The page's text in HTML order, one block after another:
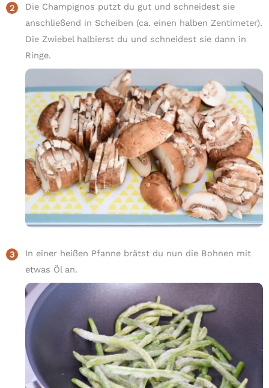
Die Champignos putzt du gut und schneidest sie
anschließend in Scheiben (ca. einen halben Zentimeter).
Die Zwiebel halbierst du und schneidest sie dann in
Ringe.
In einer heißen Pfanne brätst du nun die Bohnen mit
etwas Öl an.